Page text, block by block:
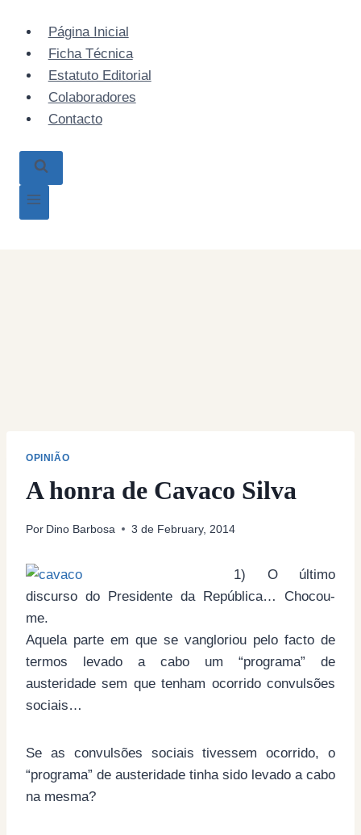
content
Página Inicial
Ficha Técnica
Estatuto Editorial
Colaboradores
Contacto
OPINIÃO
A honra de Cavaco Silva
Por Dino Barbosa 3 de February, 2014
1) O último
discurso do Presidente da República… Chocou-
me.
Aquela parte em que se vangloriou pelo facto de
termos levado a cabo um “programa” de
austeridade sem que tenham ocorrido convulsões
sociais…
Se as convulsões sociais tivessem ocorrido, o
“programa” de austeridade tinha sido levado a cabo
na mesma?